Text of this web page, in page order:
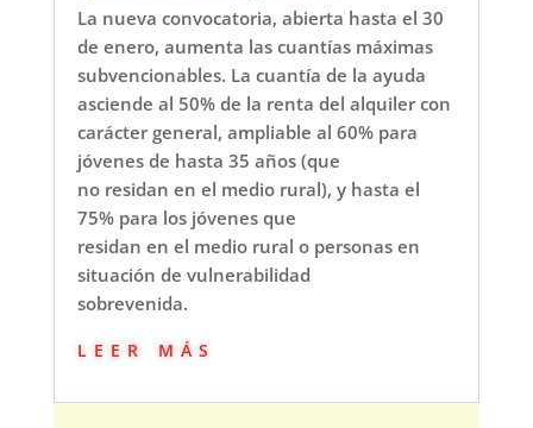
La nueva convocatoria, abierta hasta el 30
de enero, aumenta las cuantías máximas
subvencionables. La cuantía de la ayuda
asciende al 50% de la renta del alquiler con
carácter general, ampliable al 60% para
jóvenes de hasta 35 años (que
no residan en el medio rural), y hasta el
75% para los jóvenes que
residan en el medio rural o personas en
situación de vulnerabilidad
sobrevenida.
leer más